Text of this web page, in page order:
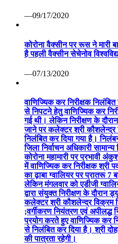
—09/17/2020
कोरोना वैक्सीन पर रूस ने मारी
है पहली वैक्सीन सेचेनोव
—07/13/2020
वाणिज्यिक कर निरीक्षक निलंबित
से निपटने हेतु वाणिज्यिक कर
गई थी। लेकिन निरीक्षण के
जाने पर कलेक्टर श्री कौशलेन्द्र
निलंबित कर दिया गया है।
जिला निर्वाचन अधिकारी
कोरोना महामारी पर प्रभावी
में वाणिज्यिक कर निरीक्षक श्री
का ढ़ाबा ग्वालियर पर प्रातरू
लेकिन मंगलवार को एडीजी
द्वारा संयुक्त निरीक्षण के
कलेक्टर श्री कौशलेन्द्र विक्रम
;वर्गीकरण नियंत्रण एवं अपीलद्ध
प्रयोग करते हुए वाणिज्यिक कर
से निलंबित कर दिया है। श्री
की पात्रता रहेगी।